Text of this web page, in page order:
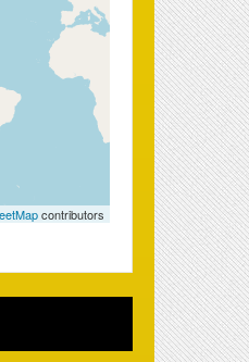
contributors